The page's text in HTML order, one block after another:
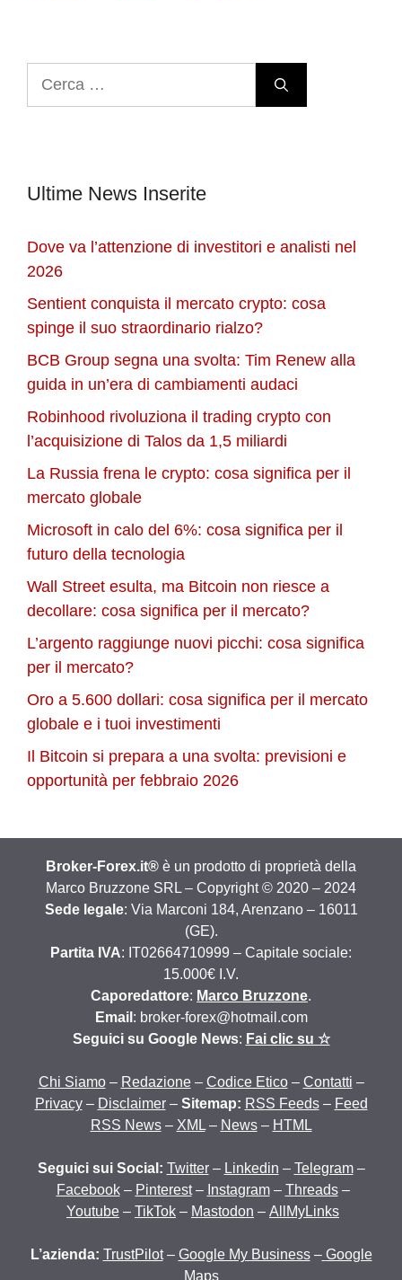
e
b
k
e
dI
di a
s
gr
Ultime News Inserite
Dove va l’attenzione di investitori e analisti nel
2026
Sentient conquista il mercato crypto: cosa
spinge il suo straordinario rialzo?
BCB Group segna una svolta: Tim Renew alla
guida in un’era di cambiamenti audaci
Robinhood rivoluziona il trading crypto con
l’acquisizione di Talos da 1,5 miliardi
La Russia frena le crypto: cosa significa per il
mercato globale
Microsoft in calo del 6%: cosa significa per il
futuro della tecnologia
Wall Street esulta, ma Bitcoin non riesce a
decollare: cosa significa per il mercato?
L’argento raggiunge nuovi picchi: cosa significa
per il mercato?
Oro a 5.600 dollari: cosa significa per il mercato
globale e i tuoi investimenti
Il Bitcoin si prepara a una svolta: previsioni e
opportunità per febbraio 2026
Broker-Forex.it® è un prodotto di proprietà della
Marco Bruzzone SRL – Copyright © 2020 – 2024
Sede legale: Via Marconi 184, Arenzano – 16011
(GE).
Partita IVA: IT02664710999 – Capitale sociale:
15.000€ I.V.
Caporedattore: Marco Bruzzone.
Email : broker-forex@hotmail.com
Seguici su Google News: Fai clic su ☆
Chi Siamo– Redazione– Codice Etico– Contatti –
Privacy– Disclaimer– Sitemap: RSS Feeds– Feed
RSS News– XML– News– HTML
Seguici sui Social: Twitter– Linkedin – Telegram–
Facebook– Pinterest– Instagram– Threads–
Youtube – TikTok – Mastodon – AllMyLinks
L’azienda: TrustPilot– Google My Business– Google
Maps